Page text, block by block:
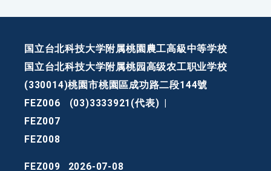
国立台北科技大学附属桃園農工高級中等学校
国立台北科技大学附属桃园高级农工职业学校
(330014)桃園市桃園區成功路二段144號
FEZ006
(03)3333921(代表)
FEZ007
FEZ008
FEZ009 2026-07-08